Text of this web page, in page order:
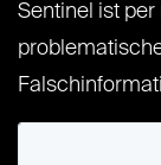
Sentinel ist